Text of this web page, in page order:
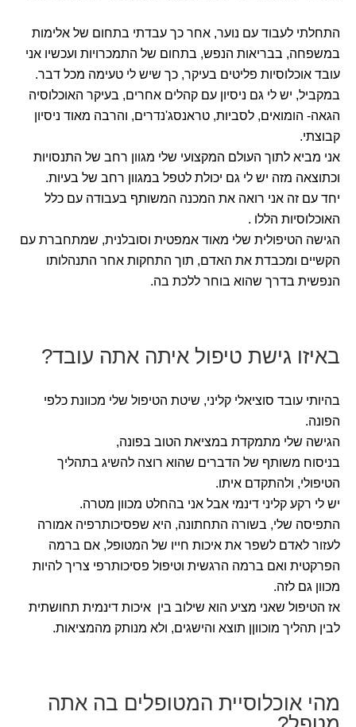
התחלתי לעבוד עם נוער, אחר כך עבדתי בתחום של אלימות
במשפחה, בבריאות הנפש, בתחום של התמכרויות ועכשיו אני
עובד אוכלוסיות פליטים בעיקר, כך שיש לי טעימה מכל דבר.
במקביל, יש לי גם ניסיון עם קהלים אחרים, בעיקר האוכלוסיה
הגאה- הומואים, לסביות, טראנסג'נדרים, והרבה מאוד ניסיון
קבוצתי.
אני מביא לתוך העולם המקצועי שלי מגוון רחב של התנסויות
וכתוצאה מזה יש לי גם יכולת לטפל במגוון רחב של בעיות.
יחד עם זה אני רואה את המכנה המשותף בעבודה עם כלל
האוכלוסיות הללו .
הגישה הטיפולית שלי מאוד אמפטית וסובלנית, שמתחברת עם
הקשיים ומכבדת את האדם, תוך התחקות אחר התנהלותו
הנפשית בדרך שהוא בוחר ללכת בה.
באיזו גישת טיפול איתה אתה עובד?
בהיותי עובד סוציאלי קליני, שיטת הטיפול שלי מכוונת כלפי
הפונה.
הגישה שלי מתמקדת במציאת הטוב בפונה,
בניסוח משותף של הדברים שהוא רוצה להשיג בתהליך
הטיפולי, ולהתקדם איתו.
יש לי רקע קליני דינמי אבל אני בהחלט מכוון מטרה.
התפיסה שלי, בשורה התחתונה, היא שפסיכותרפיה אמורה
לעזור לאדם לשפר את איכות חייו של המטופל, אם ברמה
הפרקטית ואם ברמה הרגשית וטיפול פסיכותרפי צריך להיות
מכוון גם לזה.
אז הטיפול שאני מציע הוא שילוב בין איכות דינמית תחושתית
לבין תהליך מוכווןן תוצא והישגים, ולא מנותק מהמציאות.
מהי אוכלוסיית המטופלים בה אתה